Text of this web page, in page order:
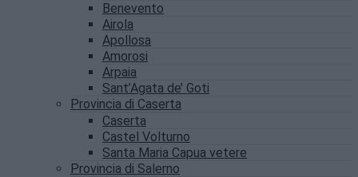
Benevento
Airola
Apollosa
Amorosi
Arpaia
Sant’Agata de’ Goti
Provincia di Caserta
Caserta
Castel Volturno
Santa Maria Capua vetere
Provincia di Salerno